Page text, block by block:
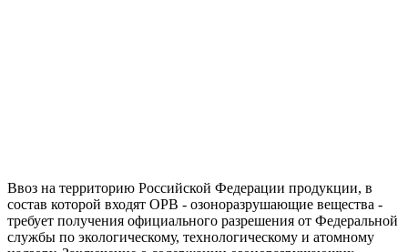
Ввоз на территорию Российской Федерации продукции, в
состав которой входят ОРВ - озоноразрушающие вещества -
требует получения официального разрешения от Федеральной
службы по экологическому, технологическому и атомному